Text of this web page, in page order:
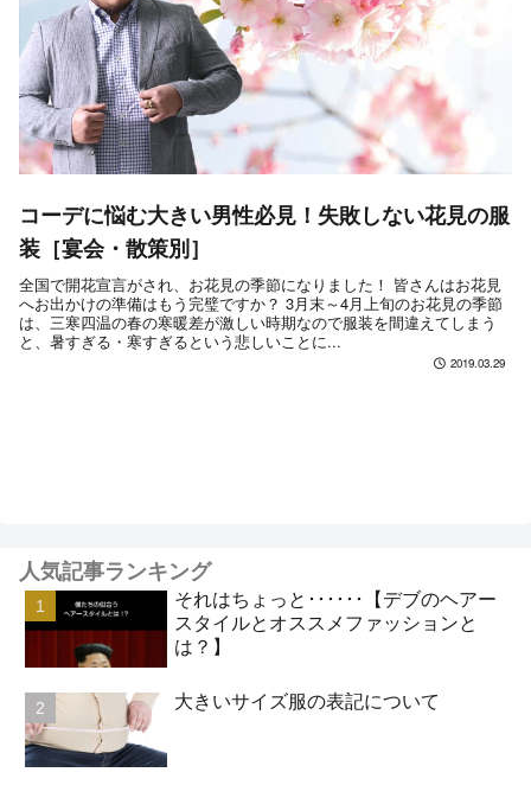
コーデに悩む大きい男性必見！失敗しない花見の服
装［宴会・散策別］
全国で開花宣言がされ、お花見の季節になりました！ 皆さんはお花見
へお出かけの準備はもう完璧ですか？ 3月末～4月上旬のお花見の季節
は、三寒四温の春の寒暖差が激しい時期なので服装を間違えてしまう
と、暑すぎる・寒すぎるという悲しいことに...
2019.03.29
人気記事ランキング
それはちょっと･･････【デブのヘアー
スタイルとオススメファッションと
は？】
大きいサイズ服の表記について